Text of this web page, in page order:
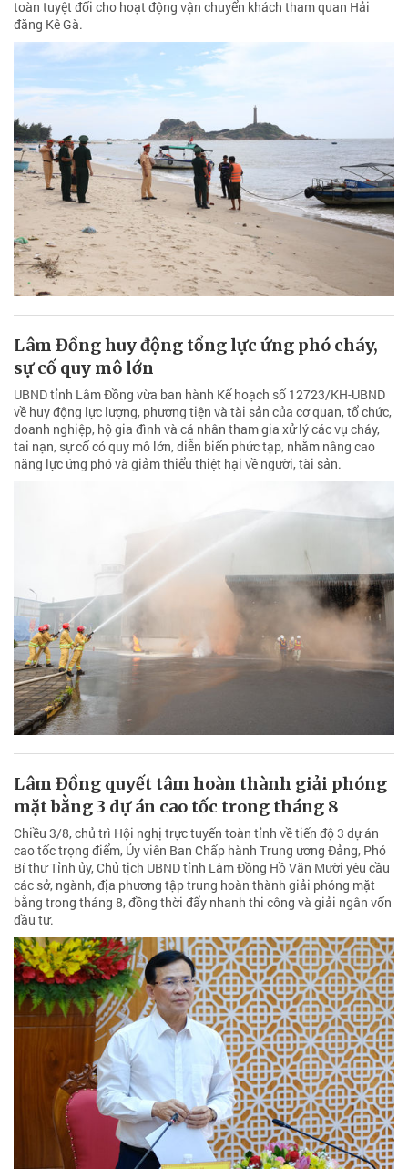
toàn tuyệt đối cho hoạt động vận chuyển khách tham quan Hải
đăng Kê Gà.
Lâm Đồng huy động tổng lực ứng phó cháy,
sự cố quy mô lớn
UBND tỉnh Lâm Đồng vừa ban hành Kế hoạch số 12723/KH-UBND
về huy động lực lượng, phương tiện và tài sản của cơ quan, tổ chức,
doanh nghiệp, hộ gia đình và cá nhân tham gia xử lý các vụ cháy,
tai nạn, sự cố có quy mô lớn, diễn biến phức tạp, nhằm nâng cao
năng lực ứng phó và giảm thiểu thiệt hại về người, tài sản.
Lâm Đồng quyết tâm hoàn thành giải phóng
mặt bằng 3 dự án cao tốc trong tháng 8
Chiều 3/8, chủ trì Hội nghị trực tuyến toàn tỉnh về tiến độ 3 dự án
cao tốc trọng điểm, Ủy viên Ban Chấp hành Trung ương Đảng, Phó
Bí thư Tỉnh ủy, Chủ tịch UBND tỉnh Lâm Đồng Hồ Văn Mười yêu cầu
các sở, ngành, địa phương tập trung hoàn thành giải phóng mặt
bằng trong tháng 8, đồng thời đẩy nhanh thi công và giải ngân vốn
đầu tư.